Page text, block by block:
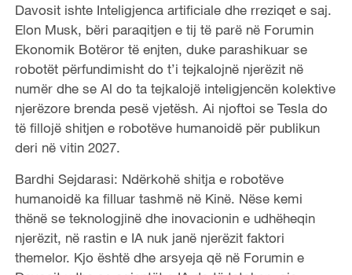
Davosit ishte Inteligjenca artificiale dhe rreziqet e saj.
Elon Musk, bëri paraqitjen e tij të parë në Forumin
Ekonomik Botëror të enjten, duke parashikuar se
robotët përfundimisht do t’i tejkalojnë njerëzit në
numër dhe se Al do ta tejkalojë inteligjencën kolektive
njerëzore brenda pesë vjetësh. Ai njoftoi se Tesla do
të fillojë shitjen e robotëve humanoidë për publikun
deri në vitin 2027.
Bardhi Sejdarasi: Ndërkohë shitja e robotëve
humanoidë ka filluar tashmë në Kinë. Nëse kemi
thënë se teknologjinë dhe inovacionin e udhëheqin
njerëzit, në rastin e IA nuk janë njerëzit faktori
themelor. Kjo është dhe arsyeja që në Forumin e